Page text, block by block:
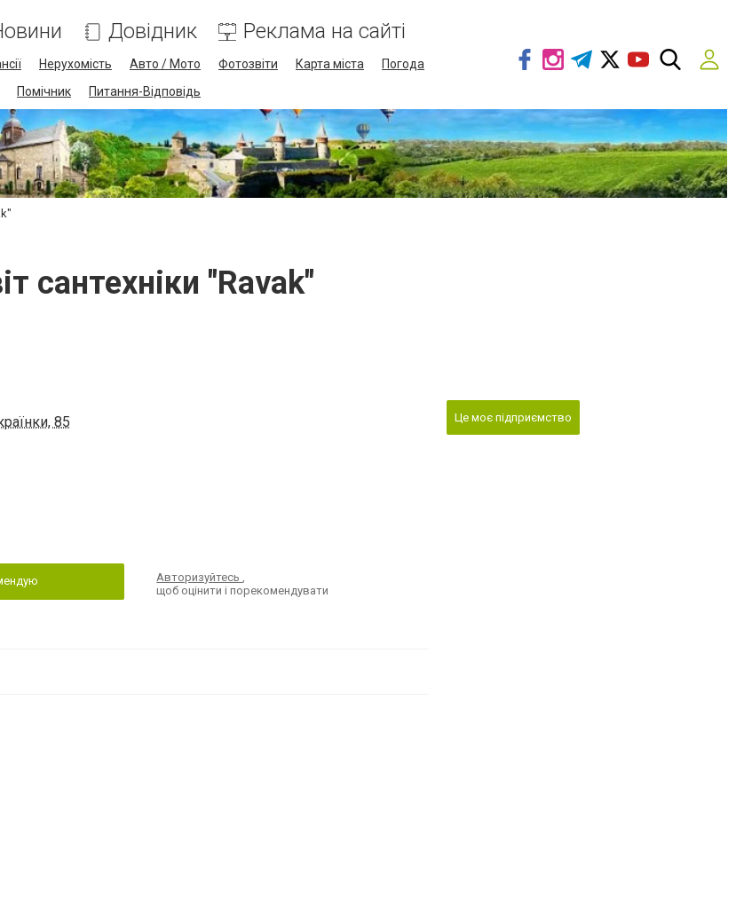
Довідник Реклама на сайті
Нерухомість Авто / Мото Фотозвіти Карта міста
Погода
Помічник Питання-Відповідь
сантехніки "Ravak"
85
Авторизуйтесь,
щоб оцінити і порекомендувати
Це моє підприємство